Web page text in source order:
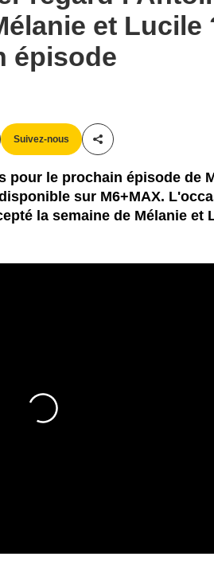
et
épisode
Suivez-nous
Partager cet article
pour le prochain épisode de
sur M6+MAX.
la semaine de Mélanie et